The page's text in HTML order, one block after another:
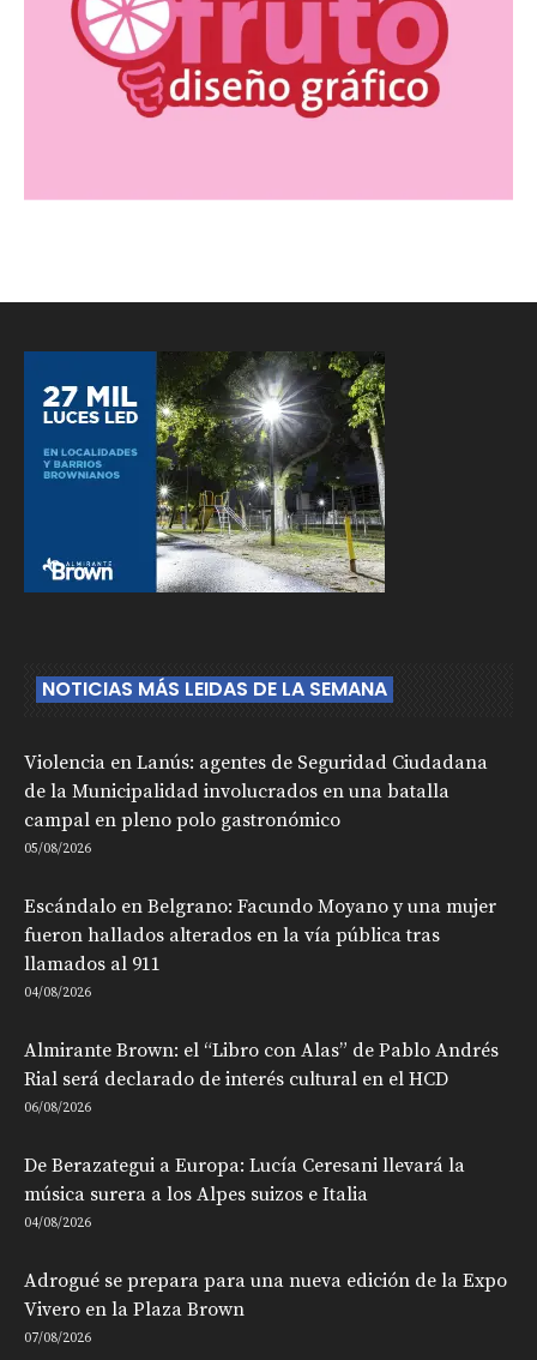
NOTICIAS MÁS LEIDAS DE LA SEMANA
Violencia en Lanús: agentes de Seguridad Ciudadana
de la Municipalidad involucrados en una batalla
campal en pleno polo gastronómico
05/08/2026
Escándalo en Belgrano: Facundo Moyano y una mujer
fueron hallados alterados en la vía pública tras
llamados al 911
04/08/2026
Almirante Brown: el “Libro con Alas” de Pablo Andrés
Rial será declarado de interés cultural en el HCD
06/08/2026
De Berazategui a Europa: Lucía Ceresani llevará la
música surera a los Alpes suizos e Italia
04/08/2026
Adrogué se prepara para una nueva edición de la Expo
Vivero en la Plaza Brown
07/08/2026